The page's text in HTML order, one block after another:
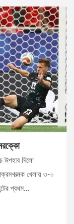
উপহার দিলো
খেলায় ৩-০
প্রথম…